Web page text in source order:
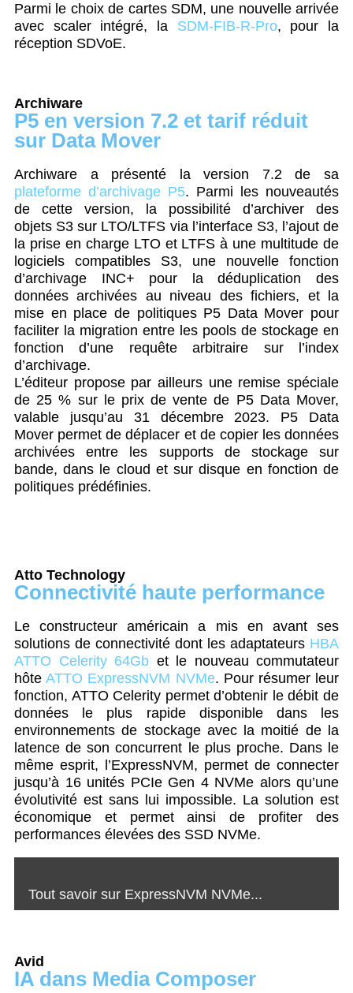
Parmi le choix de cartes SDM, une nouvelle arrivée
avec scaler intégré, la SDM-FIB-R-Pro, pour la
réception SDVoE.
Archiware
P5 en version 7.2 et tarif réduit
sur Data Mover
Archiware a présenté la version 7.2 de sa
plateforme d’archivage P5. Parmi les nouveautés
de cette version, la possibilité d’archiver des
objets S3 sur LTO/LTFS via l’interface S3, l’ajout de
la prise en charge LTO et LTFS à une multitude de
logiciels compatibles S3, une nouvelle fonction
d’archivage INC+ pour la déduplication des
données archivées au niveau des fichiers, et la
mise en place de politiques P5 Data Mover pour
faciliter la migration entre les pools de stockage en
fonction d’une requête arbitraire sur l’index
d’archivage.
L’éditeur propose par ailleurs une remise spéciale
de 25 % sur le prix de vente de P5 Data Mover,
valable jusqu’au 31 décembre 2023. P5 Data
Mover permet de déplacer et de copier les données
archivées entre les supports de stockage sur
bande, dans le cloud et sur disque en fonction de
politiques prédéfinies.
Atto Technology
Connectivité haute performance
Le constructeur américain a mis en avant ses
solutions de connectivité dont les adaptateurs HBA
ATTO Celerity 64Gb et le nouveau commutateur
hôteATTO ExpressNVM NVMe. Pour résumer leur
fonction, ATTO Celerity permet d’obtenir le débit de
données le plus rapide disponible dans les
environnements de stockage avec la moitié de la
latence de son concurrent le plus proche. Dans le
même esprit, l’ExpressNVM, permet de connecter
jusqu’à 16 unités PCIe Gen 4 NVMe alors qu’une
évolutivité est sans lui impossible. La solution est
économique et permet ainsi de profiter des
performances élevées des SSD NVMe.
Tout savoir sur ExpressNVM NVMe...
Avid
IA dans Media Composer